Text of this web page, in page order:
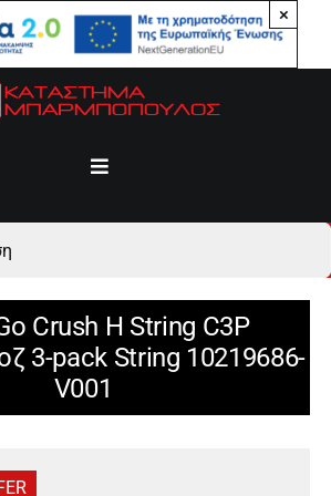
×
Toggle
Crush H String C3P
3-pack String 10219686-
V001